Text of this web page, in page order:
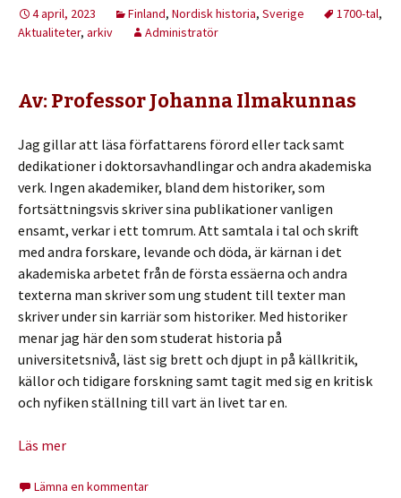
4 april, 2023 Finland, Nordisk historia, Sverige 1700-tal,
Aktualiteter, arkiv Administratör
Av: Professor Johanna Ilmakunnas
Jag gillar att läsa författarens förord eller tack samt
dedikationer i doktorsavhandlingar och andra akademiska
verk. Ingen akademiker, bland dem historiker, som
fortsättningsvis skriver sina publikationer vanligen
ensamt, verkar i ett tomrum. Att samtala i tal och skrift
med andra forskare, levande och döda, är kärnan i det
akademiska arbetet från de första essäerna och andra
texterna man skriver som ung student till texter man
skriver under sin karriär som historiker. Med historiker
menar jag här den som studerat historia på
universitetsnivå, läst sig brett och djupt in på källkritik,
källor och tidigare forskning samt tagit med sig en kritisk
och nyfiken ställning till vart än livet tar en.
Läs mer
Lämna en kommentar